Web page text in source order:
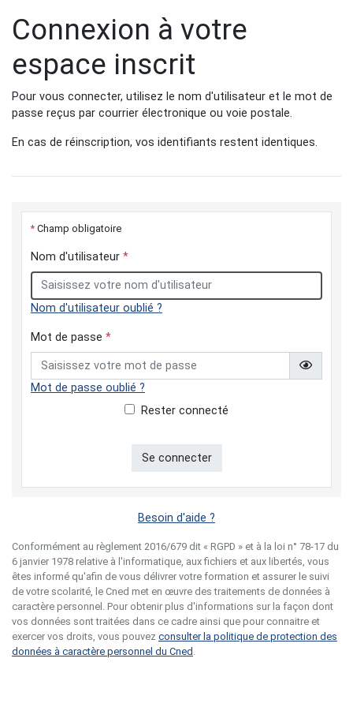
Connexion à votre
espace inscrit
Pour vous connecter, utilisez le nom d'utilisateur et le mot de
passe reçus par courrier électronique ou voie postale.
En cas de réinscription, vos identifiants restent identiques.
* Champ obligatoire
Nom d'utilisateur *
Nom d'utilisateur oublié ?
Mot de passe *
Mot de passe oublié ?
Rester connecté
Se connecter
Besoin d'aide ?
Conformément au règlement 2016/679 dit « RGPD » et à la loi n° 78-17 du
6 janvier 1978 relative à l'informatique, aux fichiers et aux libertés, vous
êtes informé qu'afin de vous délivrer votre formation et assurer le suivi
de votre scolarité, le Cned met en œuvre des traitements de données à
caractère personnel. Pour obtenir plus d'informations sur la façon dont
vos données sont traitées dans ce cadre ainsi que pour connaitre et
exercer vos droits, vous pouvez consulter la politique de protection des
données à caractère personnel du Cned .